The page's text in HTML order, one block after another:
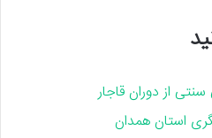
از دوران قاجار
استان همدان